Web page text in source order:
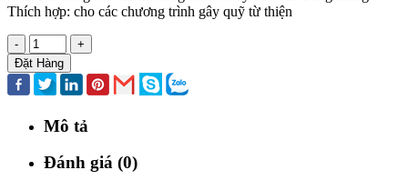
Thích hợp: cho các chương trình gây quỹ từ thiện
-
+
Đặt Hàng
Mô tả
Đánh giá (0)